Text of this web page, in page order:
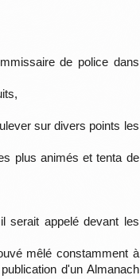
de police dans
sur divers points les
plus animés et tenta de
serait appelé devant les
mêlé constamment à
d'un Almanach